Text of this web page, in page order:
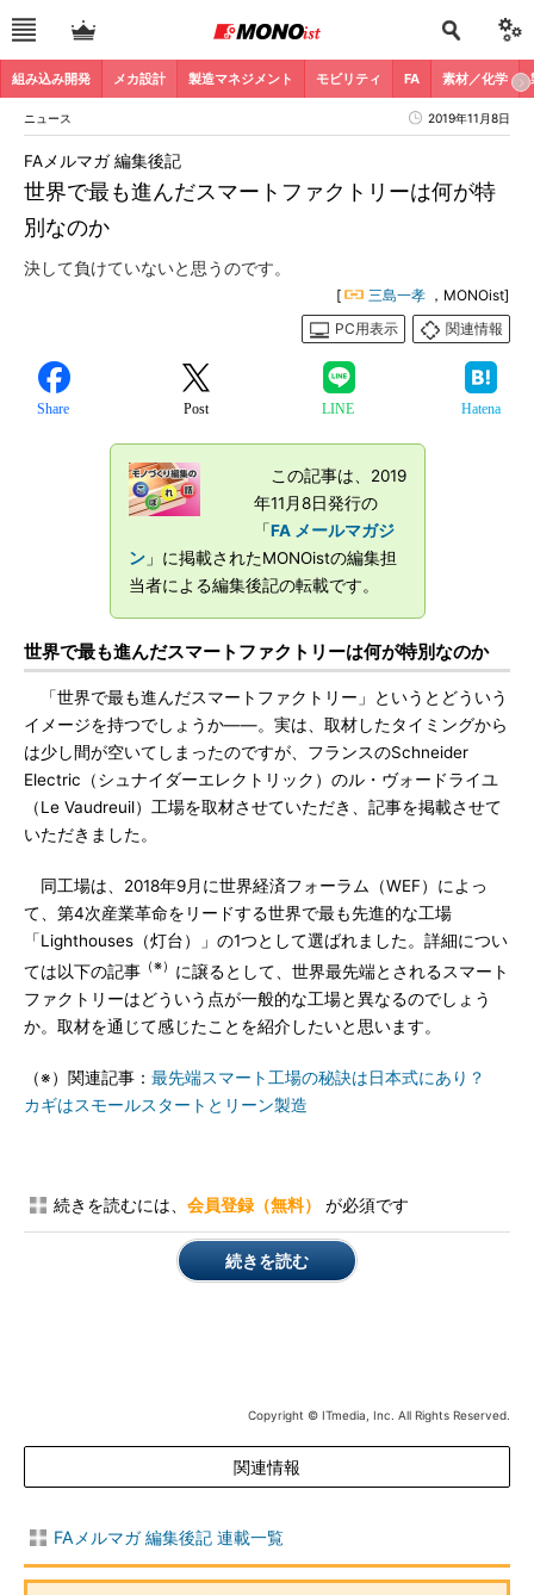
組み込み開発 メカ設計 製造マネジメント モビリティ FA 素材／化学
ニュース 2019年11月8日
世界で最も進んだスマートファクトリーは何が特
別なのか
FAメルマガ 編集後記
決して負けていないと思うのです。
[ 三島一孝 ，MONOist]
PC用表示
関連情報
Share Post LINE Hatena
この記事は、2019
年11月8日発行の
「FA メールマガジ
ン」に掲載されたMONOistの編集担
当者による編集後記の転載です。
世界で最も進んだスマートファクトリーは何が特別なのか
「世界で最も進んだスマートファクトリー」というとどういう
イメージを持つでしょうか――。実は、取材したタイミングから
は少し間が空いてしまったのですが、フランスのSchneider
Electric（シュナイダーエレクトリック）のル・ヴォードライユ
（Le Vaudreuil）工場を取材させていただき、記事を掲載させて
いただきました。
同工場は、2018年9月に世界経済フォーラム（WEF）によっ
て、第4次産業革命をリードする世界で最も先進的な工場
「Lighthouses（灯台）」の1つとして選ばれました。詳細につい
ては以下の記事 （※） に譲るとして、世界最先端とされるスマート
ファクトリーはどういう点が一般的な工場と異なるのでしょう
か。取材を通じて感じたことを紹介したいと思います。
（※）関連記事： 最先端スマート工場の秘訣は日本式にあり？
カギはスモールスタートとリーン製造
続きを読むには、 会員登録（無料） が必須です
続きを読む
Copyright © ITmedia, Inc. All Rights Reserved.
関連情報
FAメルマガ 編集後記 連載一覧